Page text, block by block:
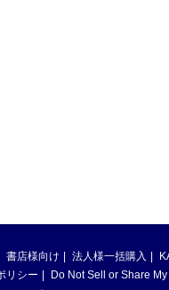
書店様向け 法人様一括購入
リシー
Do Not Sell or Share